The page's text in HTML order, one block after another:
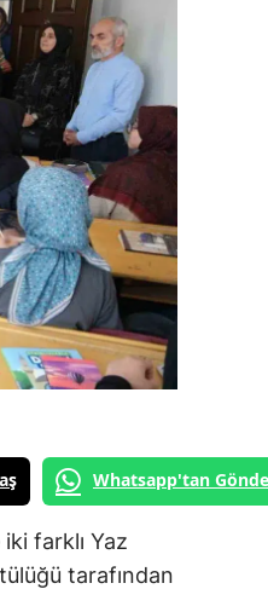
Whatsapp'tan
farklı Yaz
tarafından